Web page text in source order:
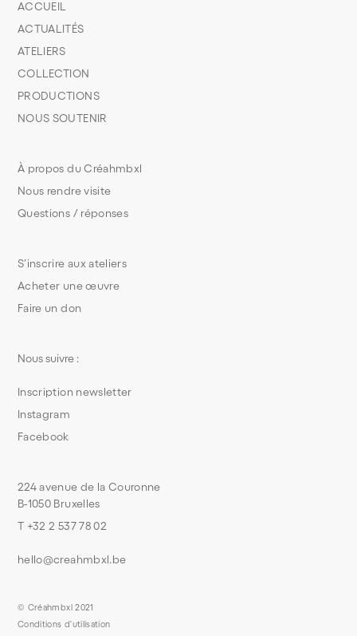
S’inscrire aux ateliers
Acheter une œuvre
Faire un don
À propos du Créahmbxl
Nous rendre visite
Questions / réponses
ACCUEIL
ACTUALITÉS
ATELIERS
COLLECTION
PRODUCTIONS
NOUS SOUTENIR
224 avenue de la Couronne
B-1050 Bruxelles
T +32 2 537 78 02
hello@creahmbxl.be
Nous suivre :
Inscription newsletter
Instagram
Facebook
© Créahmbxl 2021
Conditions d'utilisation